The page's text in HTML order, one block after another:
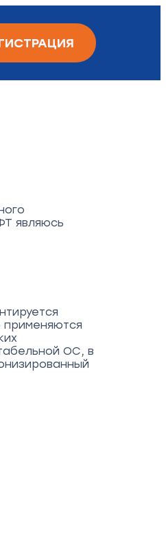
являюсь
применяются
ОС, в